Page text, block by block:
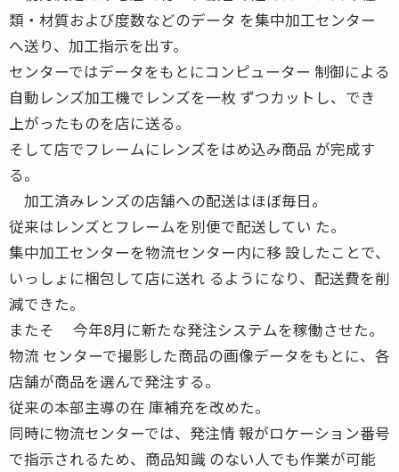
類・材質および度数などのデータ を集中加工センター
へ送り、加工指示を出す。
センターではデータをもとにコンピューター 制御による
自動レンズ加工機でレンズを一枚 ずつカットし、でき
上がったものを店に送る。
そして店でフレームにレンズをはめ込み商品 が完成す
る。
加工済みレンズの店舗への配送はほぼ毎日。
従来はレンズとフレームを別便で配送してい た。
集中加工センターを物流センター内に移 設したことで、
いっしょに梱包して店に送れ るようになり、配送費を削
減できた。
またそ 今年8月に新たな発注システムを稼働させた。
物流 センターで撮影した商品の画像データをもとに、各
店舗が商品を選んで発注する。
従来の本部主導の在 庫補充を改めた。
同時に物流センターでは、発注情 報がロケーション番号
で指示されるため、商品知識 のない人でも作業が可能